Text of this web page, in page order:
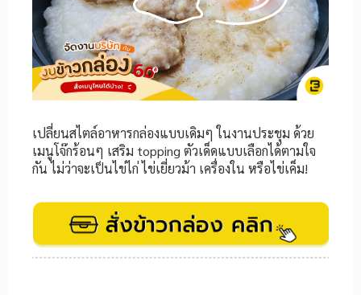
เปลี่ยนสไตล์อาหารกล่องแบบเดิมๆ ในงานประชุม ด้วย
เมนูโจ๊กร้อนๆ เสริม topping ตัวเด็ดแบบเลือกได้ตามใจ
กัน ไม่ว่าจะเป็นไข่ไก่ ไข่เยี่ยวม้า เครื่องใน หรือไข่เค็ม!